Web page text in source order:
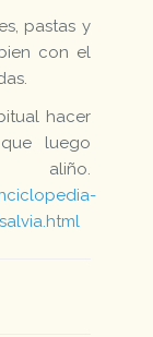
pastas y
con el
hacer
luego
aliño.